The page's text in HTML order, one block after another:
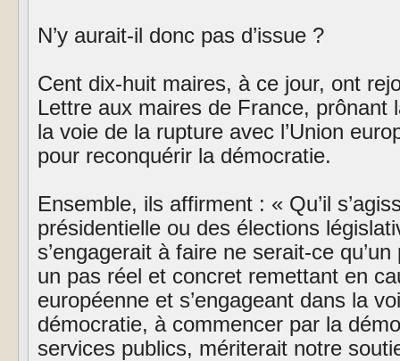
N’y aurait-il donc pas d’issue ?
Cent dix-huit maires, à ce jour, ont
Lettre aux maires de France, prônant
la voie de la rupture avec l’Union
pour reconquérir la démocratie.
Ensemble, ils affirment : « Qu’il
présidentielle ou des élections
s’engagerait à faire ne serait-ce
un pas réel et concret remettant en
européenne et s’engageant dans la
démocratie, à commencer par la
services publics, mériterait notre